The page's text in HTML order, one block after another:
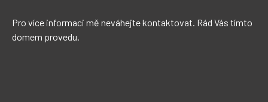
Pro více informaci mě neváhejte kontaktovat. Rád Vás tímto
domem provedu.